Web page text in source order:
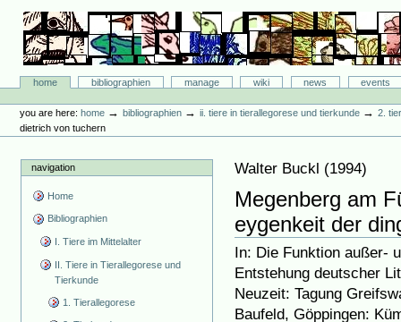
content.
navigation
Bibliographie-Portal
Sectionshome bibliographien manage wiki news
events
tools
you are here: home →bibliographien →ii. tiere in tierallegorese und tierkunde →2.
dietrich von tuchern
navigation
Home
Bibliographien
I. Tiere im Mittelalter
II. Tiere in Tierallegorese und
Tierkunde
1. Tierallegorese
Walter Buckl (1994)
Megenberg am
eygenkeit der
In: Die Funktion außer-
Entstehung deutscher
Neuzeit: Tagung
Baufeld, Göppingen: